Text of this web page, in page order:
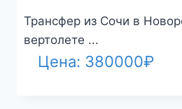
Трансфер из Сочи в
вертолете ...
Цена: 380000₽